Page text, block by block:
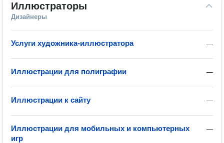
Иллюстраторы
Дизайнеры
—
Услуги художника-иллюстратора
—
Иллюстрации для полиграфии
—
Иллюстрации к сайту
—
Иллюстрации для мобильных и компьютерных
игр